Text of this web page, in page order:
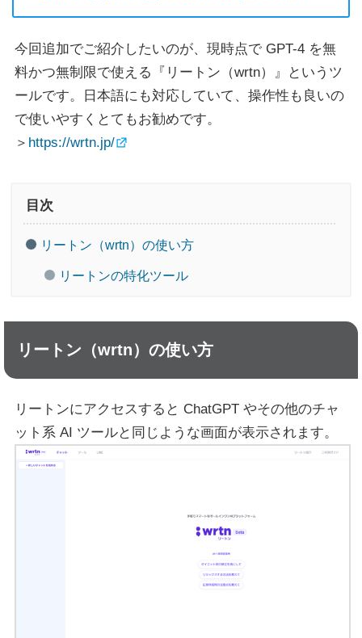
今回追加でご紹介したいのが、現時点で GPT-4 を無
料かつ無制限で使える『リートン（wrtn）』というツ
ールです。日本語にも対応していて、操作性も良いの
で使いやすくとてもお勧めです。
＞ https://wrtn.jp/
目次
リートン（wrtn）の使い方
リートンの特化ツール
リートン（wrtn）の使い方
リートンにアクセスすると ChatGPT やその他のチャ
ット系 AI ツールと同じような画面が表示されます。